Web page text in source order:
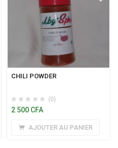
CHILI POWDER
(0)
2 500 CFA
AJOUTER AU PANIER